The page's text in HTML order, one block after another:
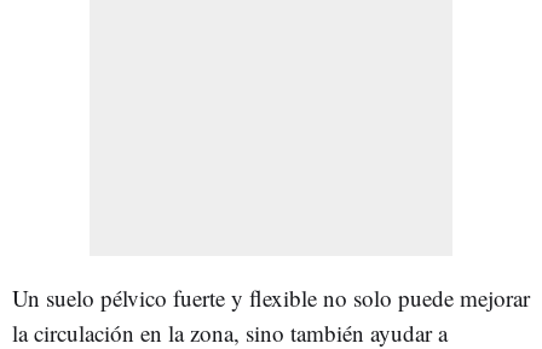
Un suelo pélvico fuerte y flexible no solo puede mejorar
la circulación en la zona, sino también ayudar a